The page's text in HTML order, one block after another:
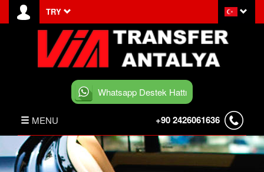
TRY
Whatsapp Destek Hattı
MENU +90 2426061636
ANASAYFA